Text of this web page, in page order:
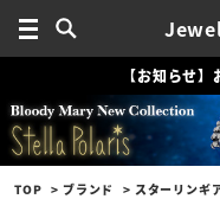
【お知らせ
TOP ブランド
スターリンギ